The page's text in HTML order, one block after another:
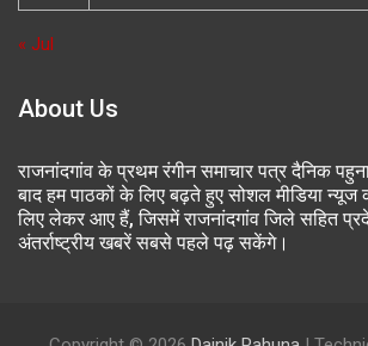
« Jul
About Us
राजनांदगांव के प्रथम रंगीन समाचार पत्र दैनिक
बाद हम पाठकों के लिए बढ़ते हुए सोशल मीडिया
लिए लेकर आए हैं, जिसमें राजनांदगांव जिले सहित
अंतर्राष्ट्रीय खबरें सबसे पहले पढ़ सकेंगे।